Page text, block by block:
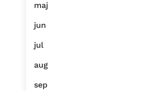
maj
jun
jul
aug
sep